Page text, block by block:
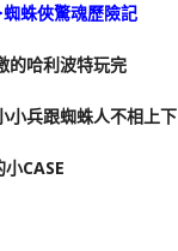
蛛俠驚魂歷險記
的哈利波特玩完
小兵跟蜘蛛人不相上下
CASE